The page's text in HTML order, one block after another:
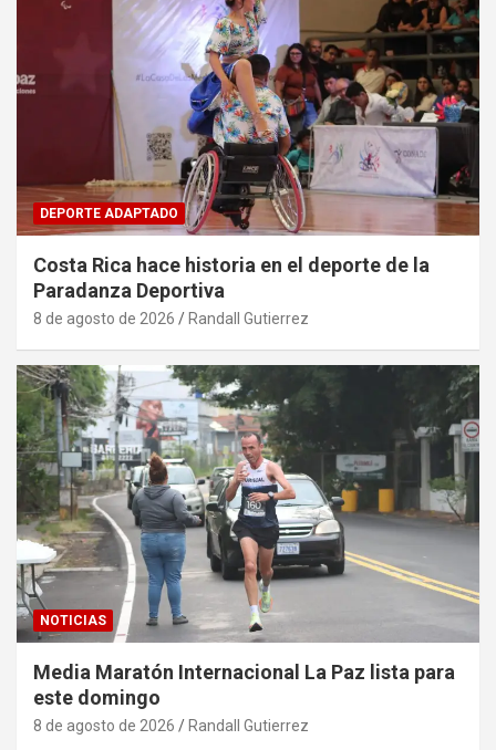
DEPORTE ADAPTADO
Costa Rica hace historia en el deporte de la
Paradanza Deportiva
8 de agosto de 2026 Randall Gutierrez
NOTICIAS
Media Maratón Internacional La Paz lista para
este domingo
8 de agosto de 2026 Randall Gutierrez